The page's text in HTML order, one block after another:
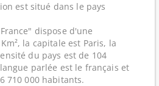
est situé dans le pays
dispose d'une
la capitale est Paris, la
du pays est de 104
parlée est le français et
710 000 habitants.